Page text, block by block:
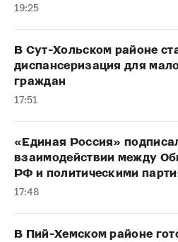
19:25
В Сут-Хольском районе
диспансеризация для
граждан
17:51
«Единая Россия»
взаимодействии между
РФ и политическими
17:48
В Пий-Хемском районе